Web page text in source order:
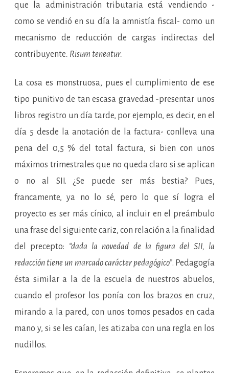
que la administración tributaria está vendiendo -
como se vendió en su día la amnistía fiscal- como un
mecanismo de reducción de cargas indirectas del
contribuyente. Risum teneatur.
La cosa es monstruosa, pues el cumplimiento de ese
tipo punitivo de tan escasa gravedad -presentar unos
libros registro un día tarde, por ejemplo, es decir, en el
día 5 desde la anotación de la factura- conlleva una
pena del 0,5 % del total factura, si bien con unos
máximos trimestrales que no queda claro si se aplican
o no al SII. ¿Se puede ser más bestia? Pues,
francamente, ya no lo sé, pero lo que sí logra el
proyecto es ser más cínico, al incluir en el preámbulo
una frase del siguiente cariz, con relación a la finalidad
del precepto: “dada la novedad de la figura del SII, la
redacción tiene un marcado carácter pedagógico”. Pedagogía
ésta similar a la de la escuela de nuestros abuelos,
cuando el profesor los ponía con los brazos en cruz,
mirando a la pared, con unos tomos pesados en cada
mano y, si se les caían, les atizaba con una regla en los
nudillos.